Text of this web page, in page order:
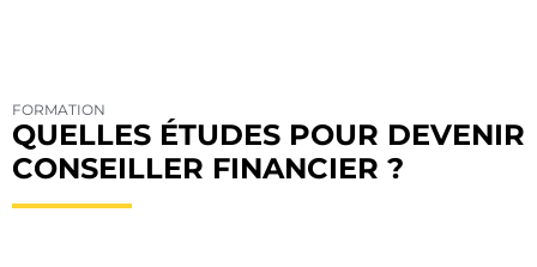
FORMATION
QUELLES ÉTUDES POUR DEVENIR
CONSEILLER FINANCIER ?